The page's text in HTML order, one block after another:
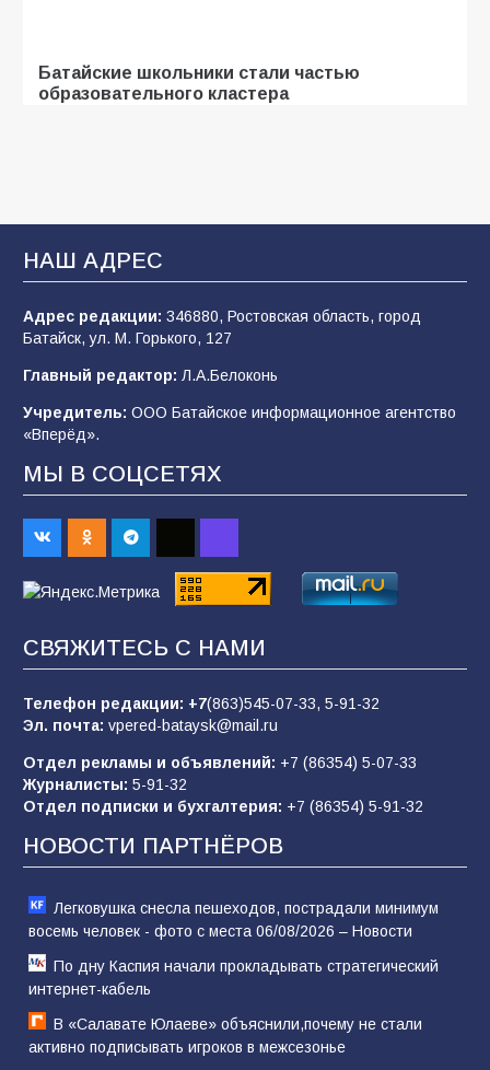
Батайские школьники стали частью
образовательного кластера
деле происходит в армии России в августе
2026 года
97 03.08.2026
«Пургу нести — не поля переходить»: почему
заявления о мобилизации — это
пропагандистский вброс
заявления Киева о мобилизации — это
отчаяние, а не разведка
80 02.08.2026
В России ответили на заявления Зеленского о
новой мобилизации
74 31.07.2026
НАШ АДРЕС
Адрес редакции: 346880, Ростовская область, город
Батайск, ул. М. Горького, 127
Главный редактор: Л.А.Белоконь
Учредитель: ООО Батайское информационное агентство
«Вперёд».
МЫ В СОЦСЕТЯХ
СВЯЖИТЕСЬ С НАМИ
Телефон редакции: +7(863)545-07-33, 5-91-32
Эл. почта: vpered-bataysk@mail.ru
Отдел рекламы и объявлений: +7 (86354) 5-07-33
Журналисты: 5-91-32
Отдел подписки и бухгалтерия: +7 (86354) 5-91-32
НОВОСТИ ПАРТНЁРОВ
Легковушка снесла пешеходов, пострадали минимум
восемь человек - фото с места 06/08/2026 – Новости
По дну Каспия начали прокладывать стратегический
интернет-кабель
В «Салавате Юлаеве» объяснили,почему не стали
активно подписывать игроков в межсезонье